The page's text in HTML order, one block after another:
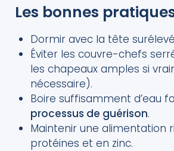
Les bonnes
Dormir avec la tête
Éviter les couvre-chefs
les chapeaux amples si
nécessaire).
Boire suffisamment d’eau
processus de guérison.
Maintenir une alimentation
protéines et en zinc.